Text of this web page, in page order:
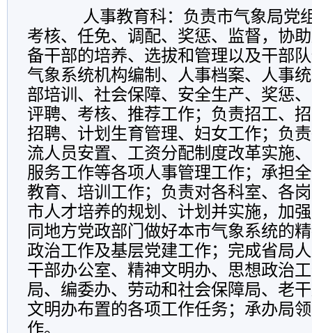
人事教育科：负责市气象局党
考核、任免、调配、奖惩、监督，协
备干部的培养、选拔和管理以及干部
气象系统机构编制、人事档案、人事
部培训、社会保障、安全生产、奖惩
评聘、考核、推荐工作；负责招工、
招聘、计划生育管理、妇女工作；负
流人员安置、工资分配制度改革实施
服务工作等各项人事管理工作；承担
教育、培训工作；负责对各科室、各
市人才培养的规划、计划并实施，加
同地方党政部门做好本市气象系统的
政治工作及基层党建工作；完成省局
干部办公室、精神文明办、思想政治
局、编委办、劳动和社会保障局、老
文明办布置的各项工作任务；承办局
作。